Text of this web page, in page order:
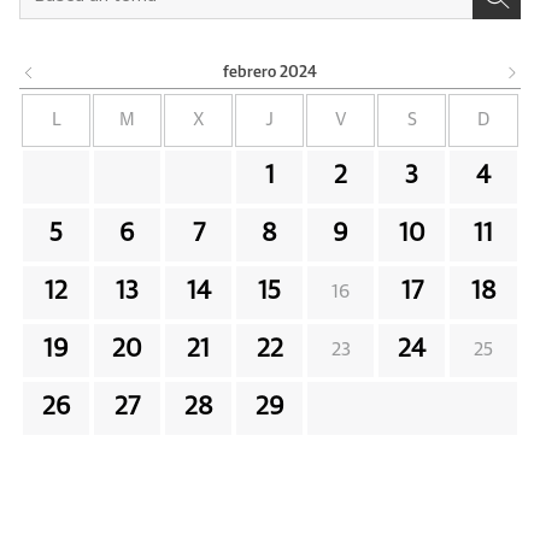
febrero 2024
M X J V S D
1 2 3 4
5 6 7 8 9 10 11
12 13 14 15 16 17 18
19 20 21 22 23 24 25
26 27 28 29